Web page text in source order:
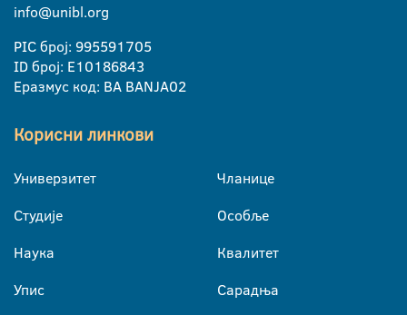
info@unibl.org
PIC број: 995591705
ID број: E10186843
Еразмус код: BA BANJA02
Корисни линкови
Универзитет
Студије
Наука
Упис
Чланице
Особље
Квалитет
Сарадња